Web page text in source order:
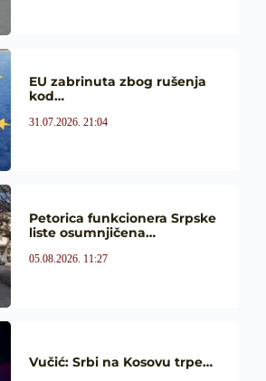
EU zabrinuta zbog rušenja
kod…
31.07.2026. 21:04
Petorica funkcionera Srpske
liste osumnjičena…
05.08.2026. 11:27
Vučić: Srbi na Kosovu trpe…